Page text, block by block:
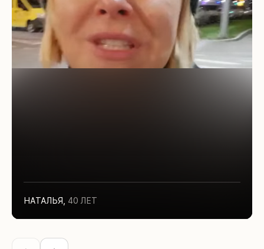
НАТАЛЬЯ 40 ЛЕТ